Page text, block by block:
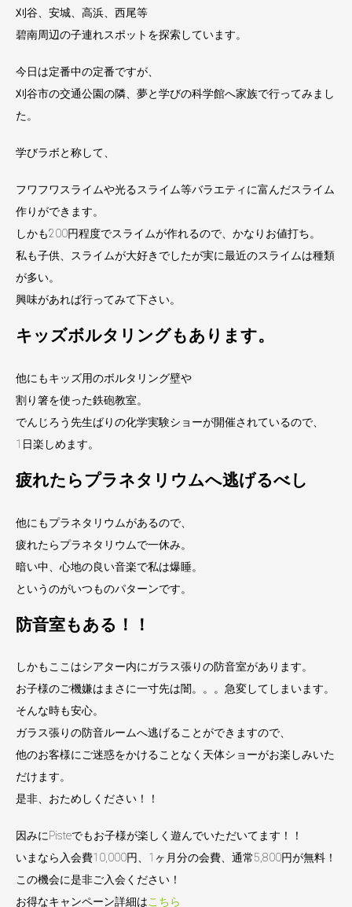
刈谷、安城、高浜、西尾等
碧南周辺の子連れスポットを探索しています。
今日は定番中の定番ですが、
刈谷市の交通公園の隣、夢と学びの科学館へ家族で行ってみまし
た。
学びラボと称して、
フワフワスライムや光るスライム等バラエティに富んだスライム
作りができます。
しかも200円程度でスライムが作れるので、かなりお値打ち。
私も子供、スライムが大好きでしたが実に最近のスライムは種類
が多い。
興味があれば行ってみて下さい。
キッズボルタリングもあります。
他にもキッズ用のボルタリング壁や
割り箸を使った鉄砲教室。
でんじろう先生ばりの化学実験ショーが開催されているので、
1日楽しめます。
疲れたらプラネタリウムへ逃げるべし
他にもプラネタリウムがあるので、
疲れたらプラネタリウムで一休み。
暗い中、心地の良い音楽で私は爆睡。
というのがいつものパターンです。
防音室もある！！
しかもここはシアター内にガラス張りの防音室があります。
お子様のご機嫌はまさに一寸先は闇。。。急変してしまいます。
そんな時も安心。
ガラス張りの防音ルームへ逃げることができますので、
他のお客様にご迷惑をかけることなく天体ショーがお楽しみいた
だけます。
是非、おためしください！！
因みにPisteでもお子様が楽しく遊んでいただいてます！！
いまなら入会費10,000円、1ヶ月分の会費、通常5,800円が無料！
この機会に是非ご入会ください！
お得なキャンペーン詳細はこちら